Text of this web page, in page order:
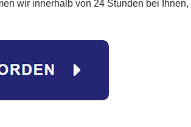
wir innerhalb von 24 Stunden bei Ihnen,